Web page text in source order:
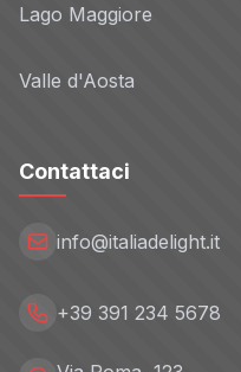
Lago Maggiore
Valle d'Aosta
Contattaci
info@italiadelight.it
+39 391 234 5678